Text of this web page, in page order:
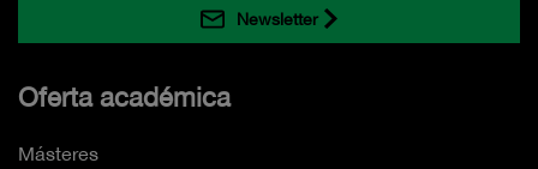
Newsletter
Oferta académica
Másteres